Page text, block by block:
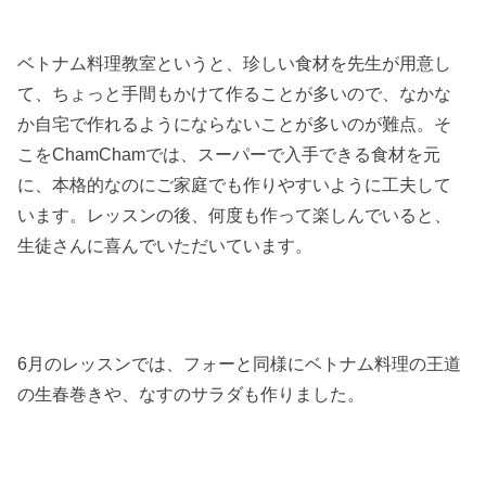
ベトナム料理教室というと、珍しい食材を先生が用意し
て、ちょっと手間もかけて作ることが多いので、なかな
か自宅で作れるようにならないことが多いのが難点。そ
こをChamChamでは、スーパーで入手できる食材を元
に、本格的なのにご家庭でも作りやすいように工夫して
います。レッスンの後、何度も作って楽しんでいると、
生徒さんに喜んでいただいています。
6月のレッスンでは、フォーと同様にベトナム料理の王道
の生春巻きや、なすのサラダも作りました。